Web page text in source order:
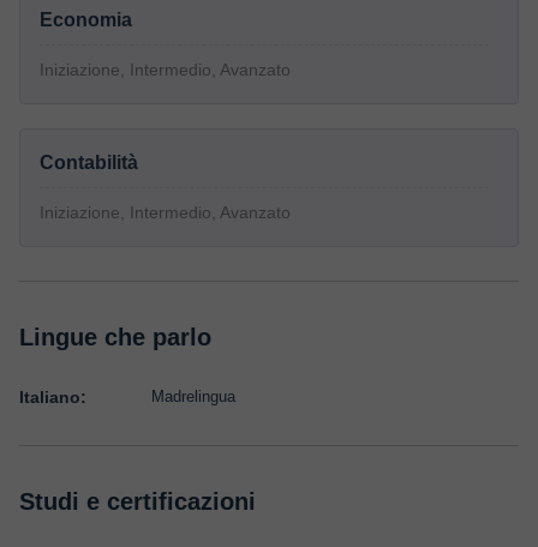
Economia
Iniziazione, Intermedio, Avanzato
Contabilità
Iniziazione, Intermedio, Avanzato
Lingue che parlo
Italiano: Madrelingua
Studi e certificazioni